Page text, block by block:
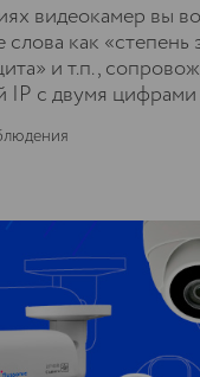
видеокамер вы
слова как «степень
и т.п.,
IP с двумя цифрами